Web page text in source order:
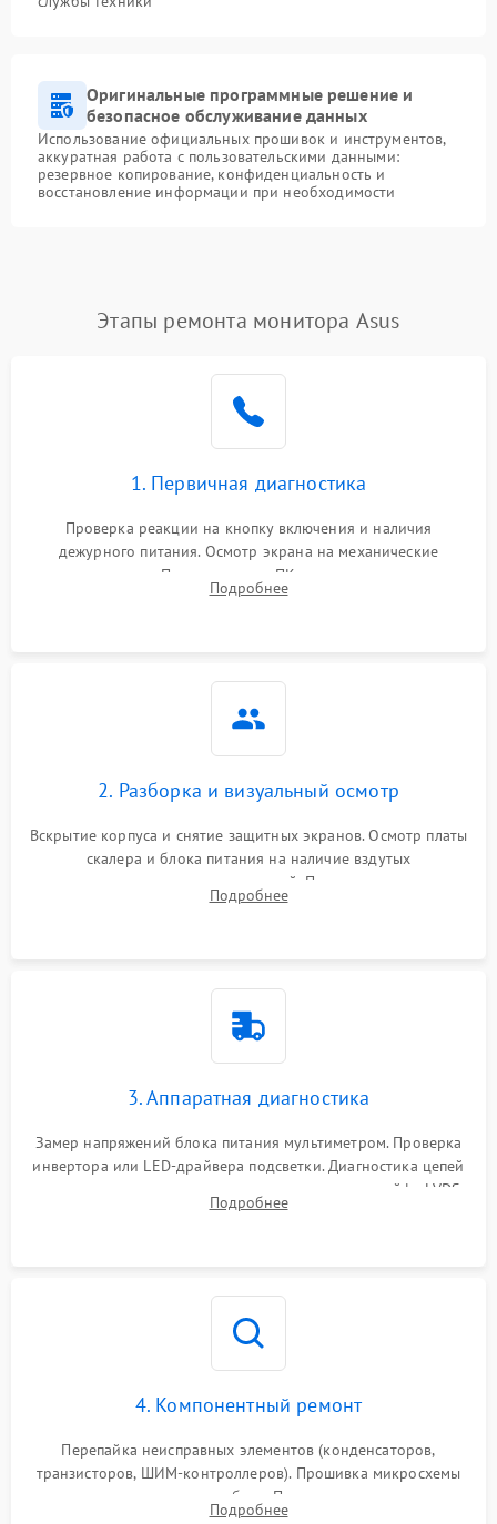
Оригинальные программные решение и
безопасное обслуживание данных
Использование официальных прошивок и инструментов,
аккуратная работа с пользовательскими данными:
резервное копирование, конфиденциальность и
восстановление информации при необходимости
Этапы ремонта монитора Asus
1. Первичная диагностика
Проверка реакции на кнопку включения и наличия
дежурного питания. Осмотр экрана на механические
повреждения. Подключение к ПК для оценки вывода
изображения, работы подсветки и выявления артефактов на
Подробнее
2. Разборка и визуальный осмотр
Вскрытие корпуса и снятие защитных экранов. Осмотр платы
скалера и блока питания на наличие вздутых
конденсаторов, прогаров, окислений. Проверка надежности
контактов и целостности шлейфов матрицы.
Подробнее
3. Аппаратная диагностика
Замер напряжений блока питания мультиметром. Проверка
инвертора или LED-драйвера подсветки. Диагностика цепей
питания скалера и тестирование сигналов на шлейфе LVDS
Подробнее
4. Компонентный ремонт
Перепайка неисправных элементов (конденсаторов,
транзисторов, ШИМ-контроллеров). Прошивка микросхемы
памяти при программных сбоях. При поломке подсветки —
разборка матрицы и замена выгоревших светодиодов.
Подробнее